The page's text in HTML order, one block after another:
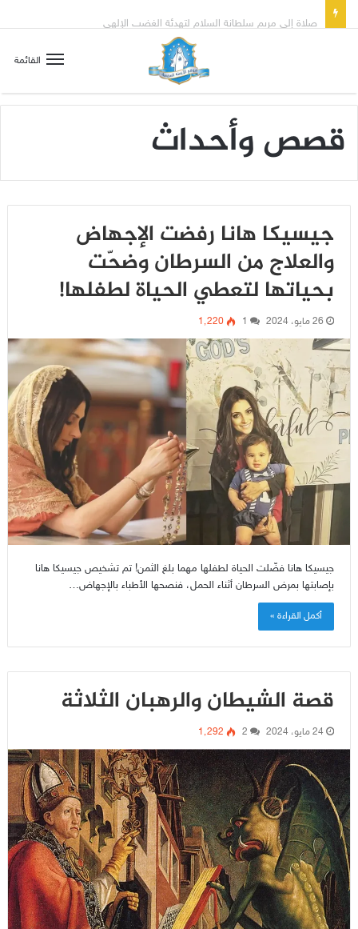
القائمة
قصص وأحداث
جيسيكا هانا رفضت الإجهاض
والعلاج من السرطان وضحّت
بحياتها لتعطي الحياة لطفلها!
26 مايو، 2024 1 1٬220
جيسيكا هانا فضّلت الحياة لطفلها مهما بلغ الثمن! تم تشخيص جيسيكا هانا
بإصابتها بمرض السرطان أثناء الحمل، فنصحها الأطباء بالإجهاض…
أكمل القراءة »
قصة الشيطان والرهبان الثلاثة
24 مايو، 2024 2 1٬292